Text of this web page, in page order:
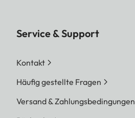
Service & Support
Kontakt
Häufig gestellte Fragen
Versand & Zahlungsbedingungen